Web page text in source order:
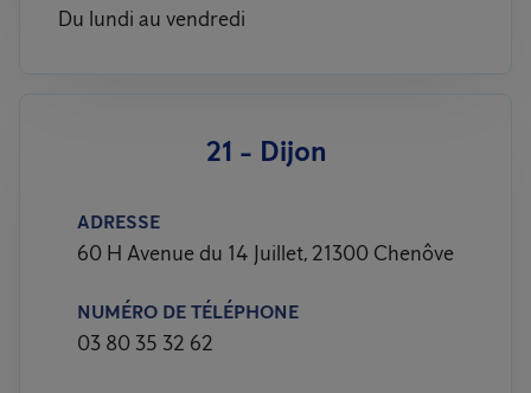
Du lundi au vendredi
21 - Dijon
ADRESSE
60 H Avenue du 14 Juillet, 21300 Chenôve
NUMÉRO DE TÉLÉPHONE
03 80 35 32 62